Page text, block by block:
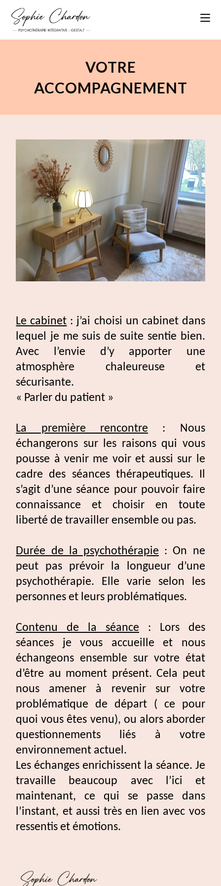
VOTRE
ACCOMPAGNEMENT
Le cabinet : j’ai choisi un cabinet dans
lequel je me suis de suite sentie bien.
Avec l’envie d’y apporter une
atmosphère chaleureuse et
sécurisante.
« Parler du patient »
La première rencontre : Nous
échangerons sur les raisons qui vous
pousse à venir me voir et aussi sur le
cadre des séances thérapeutiques. Il
s’agit d’une séance pour pouvoir faire
connaissance et choisir en toute
liberté de travailler ensemble ou pas.
Durée de la psychothérapie : On ne
peut pas prévoir la longueur d’une
psychothérapie. Elle varie selon les
personnes et leurs problématiques.
Contenu de la séance : Lors des
séances je vous accueille et nous
échangeons ensemble sur votre état
d’être au moment présent. Cela peut
nous amener à revenir sur votre
problématique de départ ( ce pour
quoi vous êtes venu), ou alors aborder
questionnements liés à votre
environnement actuel.
Les échanges enrichissent la séance. Je
travaille beaucoup avec l’ici et
maintenant, ce qui se passe dans
l’instant, et aussi très en lien avec vos
ressentis et émotions.